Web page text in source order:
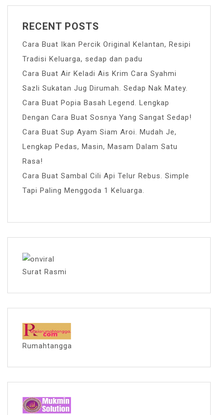
RECENT POSTS
Cara Buat Ikan Percik Original Kelantan, Resipi
Tradisi Keluarga, sedap dan padu
Cara Buat Air Keladi Ais Krim Cara Syahmi
Sazli Sukatan Jug Dirumah. Sedap Nak Matey.
Cara Buat Popia Basah Legend. Lengkap
Dengan Cara Buat Sosnya Yang Sangat Sedap!
Cara Buat Sup Ayam Siam Aroi. Mudah Je,
Lengkap Pedas, Masin, Masam Dalam Satu
Rasa!
Cara Buat Sambal Cili Api Telur Rebus. Simple
Tapi Paling Menggoda 1 Keluarga.
Surat Rasmi
Rumahtangga